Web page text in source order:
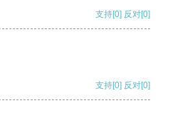
支持[0] 反对[0]
支持[0] 反对[0]